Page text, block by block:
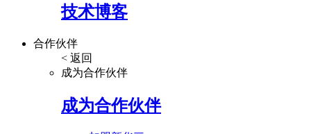
技术博客
合作伙伴
< 返回
成为合作伙伴
成为合作伙伴